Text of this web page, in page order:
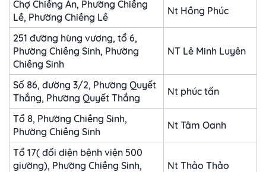
Chợ Chiềng An, Phường Chiềng
Lề, Phường Chiềng Lề
Nt Hồng Phúc
251 đường hùng vương, tổ 6,
Phường Chiềng Sinh, Phường
Chiềng Sinh
NT Lê Minh Luyên
Số 86, đường 3/2, Phường Quyết
Thắng, Phường Quyết Thắng
Nt phúc tấn
Tổ 8, Phường Chiềng Sinh,
Phường Chiềng Sinh
Nt Tâm Oanh
Tổ 17( đối diện bệnh viện 500
giường), Phường Chiềng Sinh,
Nt Thảo Thảo